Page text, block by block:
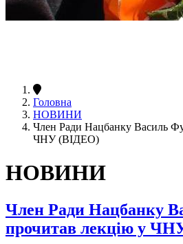
Головна
НОВИНИ
Член Ради Нацбанку Василь
ЧНУ (ВІДЕО)
НОВИНИ
Член Ради Нацбанку
прочитав лекцію у